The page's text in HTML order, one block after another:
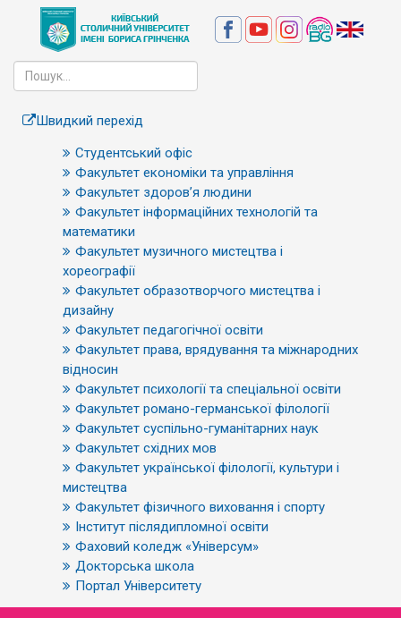
Швидкий перехід
Студентський офіс
Факультет економіки та управління
Факультет здоров’я людини
Факультет інформаційних технологій та
математики
Факультет музичного мистецтва і
хореографії
Факультет образотворчого мистецтва і
дизайну
Факультет педагогічної освіти
Факультет права, врядування та міжнародних
відносин
Факультет психології та спеціальної освіти
Факультет романо-германської філології
Факультет суспільно-гуманітарних наук
Факультет східних мов
Факультет української філології, культури і
мистецтва
Факультет фізичного виховання і спорту
Інститут післядипломної освіти
Фаховий коледж «Універсум»
Докторська школа
Портал Університету